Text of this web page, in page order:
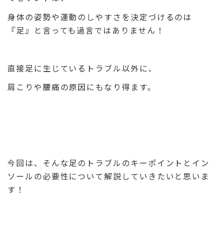
身体の姿勢や運動のしやすさを決定づけるのは
『足』と言っても過言ではありません！
直接足に生じているトラブル以外に、
肩こりや腰痛の原因にもなり得ます。
今回は、そんな足のトラブルのキーポイントとイン
ソールの必要性について解説していきたいと思いま
す！